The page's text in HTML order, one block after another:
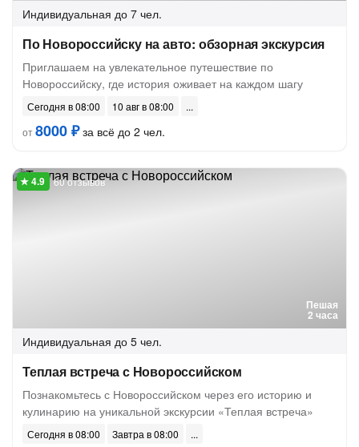
Индивидуальная до 7 чел.
По Новороссийску на авто: обзорная экскурсия
Приглашаем на увлекательное путешествие по
Новороссийску, где история оживает на каждом шагу
Сегодня в 08:00
10 авг в 08:00
от8000 ₽за всё до 2 чел.
Пешая
2 часа
60 отзывов
Индивидуальная до 5 чел.
Теплая встреча с Новороссийском
Познакомьтесь с Новороссийском через его историю и
кулинарию на уникальной экскурсии «Теплая встреча»
Сегодня в 08:00
Завтра в 08:00